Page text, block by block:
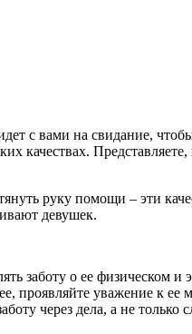
с вами на свидание,
качествах. Представляете,
руку помощи – эти
девушек.
заботу о ее физическом и
проявляйте уважение к
через дела, а не